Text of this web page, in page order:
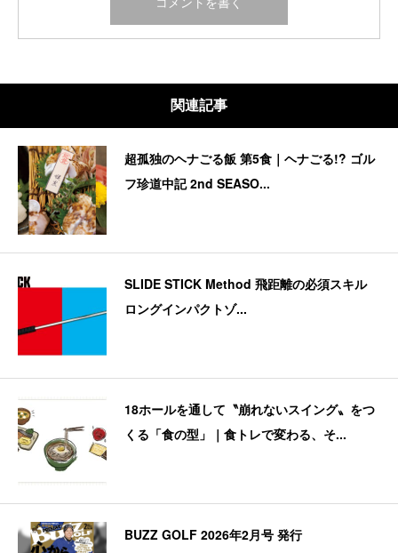
関連記事
超孤独のヘナごる飯 第5食｜ヘナごる!? ゴル
フ珍道中記 2nd SEASO...
SLIDE STICK Method 飛距離の必須スキル
ロングインパクトゾ...
18ホールを通して〝崩れないスイング〟をつ
くる「食の型」｜食トレで変わる、そ...
BUZZ GOLF 2026年2月号 発行